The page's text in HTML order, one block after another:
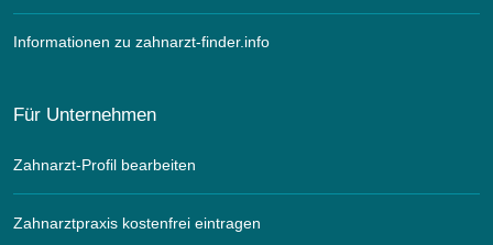
Informationen zu zahnarzt-finder.info
Für Unternehmen
Zahnarzt-Profil bearbeiten
Zahnarztpraxis kostenfrei eintragen